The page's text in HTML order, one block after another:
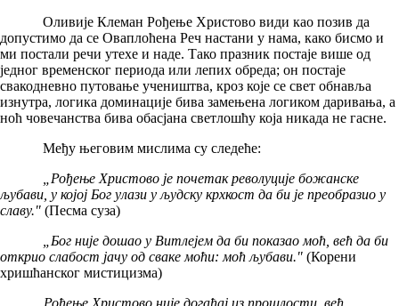
Оливије Клеман Рођење Христово види као позив да
допустимо да се Оваплоћена Реч настани у нама, како бисмо и
ми постали речи утехе и наде. Тако празник постаје више од
једног временског периода или лепих обреда; он постаје
свакодневно путовање учеништва, кроз које се свет обнавља
изнутра, логика доминације бива замењена логиком даривања, а
ноћ човечанства бива обасјана светлошћу која никада не гасне.
Међу његовим мислима су следеће:
„Рођење Христово је почетак револуције божанске
љубави, у којој Бог улази у људску крхкост да би је преобразио у
славу." (Песма суза)
„Бог није дошао у Витлејем да би показао моћ, већ да би
открио слабост јачу од сваке моћи: моћ љубави." (Корени
хришћанског мистицизма)
„Рођење Христово није догађај из прошлости, већ